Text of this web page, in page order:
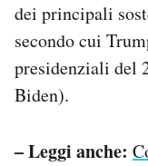
dei principali
secondo cui
presidenziali del
Biden).
– Leggi anche: